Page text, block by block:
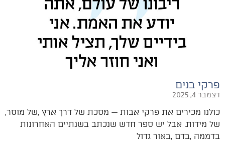
פרקי בנים
דצמבר 4, 2025
כולנו‭ ‬מכירים‭ ‬את‭ ‬פרקי‭ ‬אבות‭ ‬‮—‬‭ ‬מסכת‭ ‬של‭ ‬דרך‭ ‬ארץ‭, ‬של‭ ‬מוסר‭,
‬בדממה‭, ‬בדם‭, ‬באור‭ ‬גדול‭